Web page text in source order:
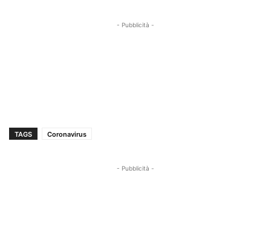
- Pubblicità -
TAGS Coronavirus
- Pubblicità -